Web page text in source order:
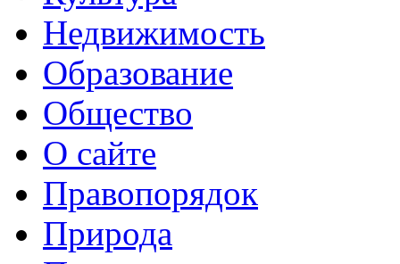
Недвижимость
Образование
Общество
О сайте
Правопорядок
Природа